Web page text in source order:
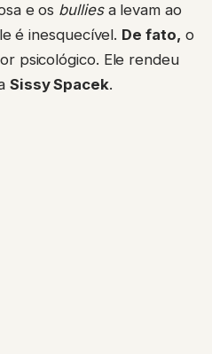
e os bulliesa levam ao
é inesquecível. De fato, o
psicológico. Ele rendeu
Sissy Spacek.